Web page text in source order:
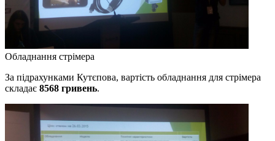
Обладнання стрімера
За підрахунками Кутєпова, вартість обладнання для стрімера
складає 8568 гривень.